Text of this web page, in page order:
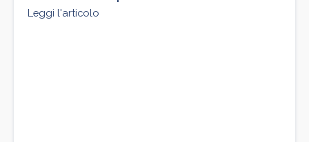
Leggi l'articolo